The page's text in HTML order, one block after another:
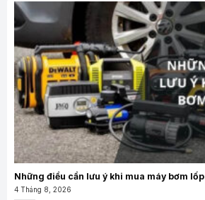
Những điều cần lưu ý khi mua máy bơm
4 Tháng 8, 2026